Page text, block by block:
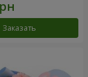
Заказать